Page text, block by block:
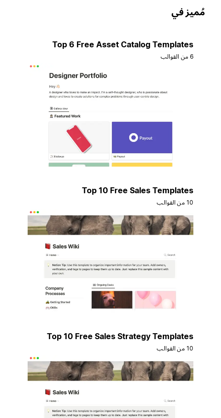
في
Top 6 Free Asset Catalog Templates
Top 10 Free Sales Templates
Top 10 Free Sales Strategy Templates